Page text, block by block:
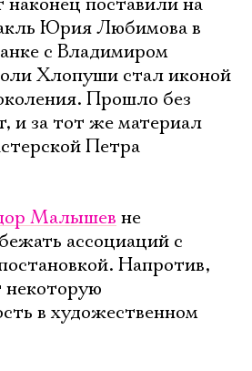
Юрия Любимова в
с Владимиром
Хлопуши стал иконой
Прошло без
и за тот же материал
Петра
Малышев не
ассоциаций с
Напротив,
некоторую
в художественном